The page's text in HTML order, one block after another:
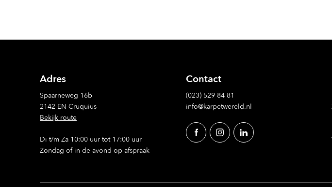
Adres
Spaarneweg 16b
2142 EN Cruquius
Bekijk route
Di t/m Za 10:00 uur tot 17:00 uur
Zondag of in de avond op afspraak
Contact
(023) 529 84 81
info@karpetwereld.nl